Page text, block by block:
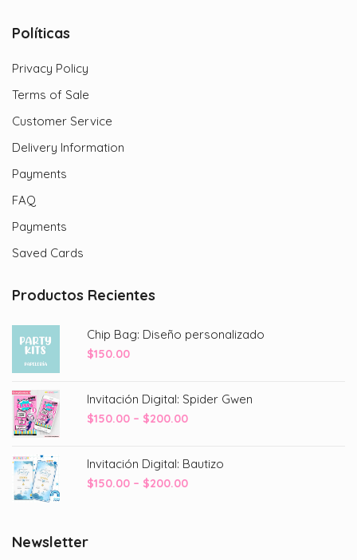
Políticas
Privacy Policy
Terms of Sale
Customer Service
Delivery Information
Payments
FAQ
Payments
Saved Cards
Productos Recientes
Chip Bag: Diseño personalizado
$150.00
Invitación Digital: Spider Gwen
$150.00 – $200.00Price
through
$200.00
Invitación Digital: Bautizo
$150.00 – $200.00Price
Newsletter